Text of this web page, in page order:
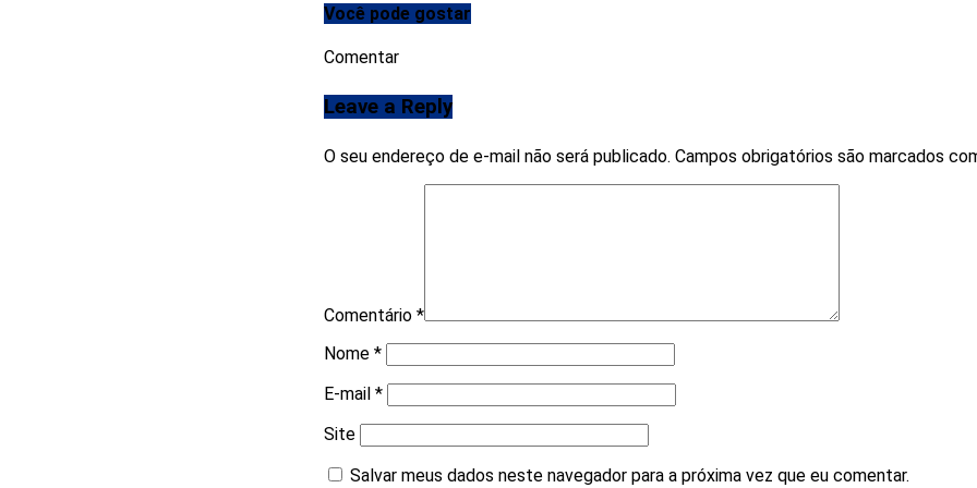
Você pode gostar
Comentar
Leave a Reply
O seu endereço de e-mail não será publicado. Campos obrigatórios são marcados
Comentário *
Nome *
E-mail *
Site
Salvar meus dados neste navegador para a próxima vez que eu comentar.